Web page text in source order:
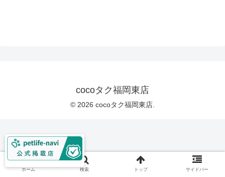
cocoタク福岡東店
© 2026 cocoタク福岡東店.
ホーム 検索 トップ サイドバー